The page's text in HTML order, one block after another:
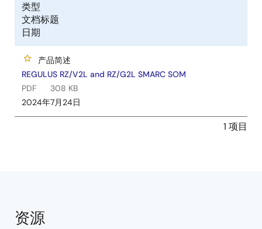
类型
文档标题
日期
产品简述
REGULUS RZ/V2L and RZ/G2L SMARC SOM
PDF
308 KB
2024年7月24日
1 项目
资源